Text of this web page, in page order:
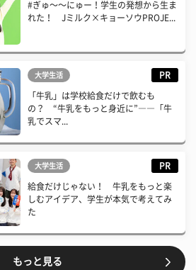
#ぎゅ〜〜にゅー！学生の発想から生ま
れた！ Jミルク×キョーソウPROJE...
大学生活 PR
「牛乳」は学校給食だけで飲むも
の？ “牛乳をもっと身近に”――「牛
乳でスマ...
大学生活 PR
給食だけじゃない！ 牛乳をもっと楽
しむアイデア、学生が本気で考えてみ
た
もっと見る